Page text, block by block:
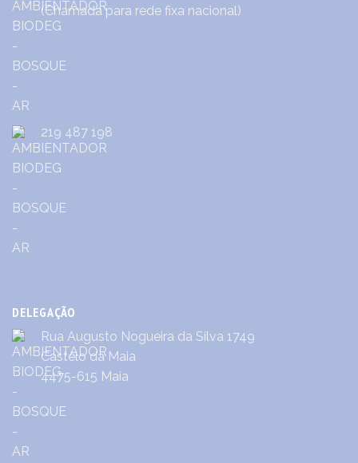
(Chamada para rede fixa nacional)
219 487 198
DELEGAÇÃO
Rua Augusto Nogueira da Silva 1749
Castêlo da Maia
4475-615 Maia